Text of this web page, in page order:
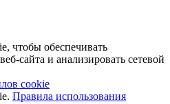
чтобы обеспечивать
сайта и анализировать сетевой
cookie
Правила использования